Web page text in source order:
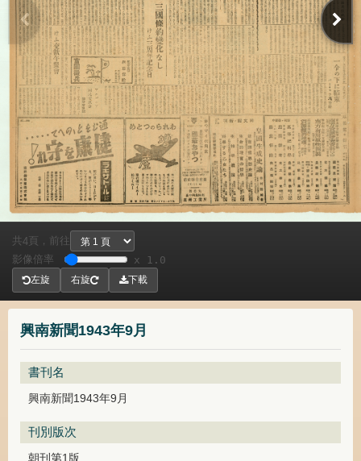
興南新聞1943年9月
書刊名
興南新聞1943年9月
刊別版次
朝刊第1版
共4頁， 前往
影像倍率
x 1.0
左旋 右旋 下載